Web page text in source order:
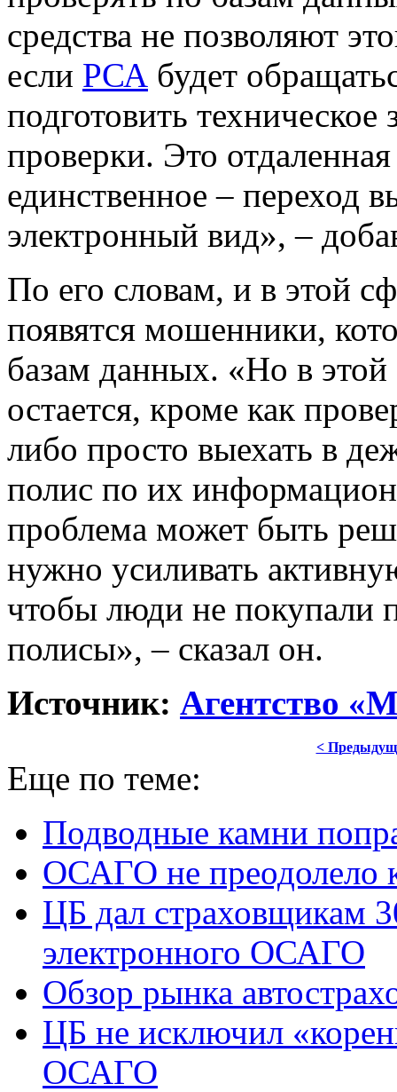
средства не позволяют
если РСА будет
подготовить
проверки. Это
единственное – переход
электронный вид», –
По его словам, и в этой
появятся мошенники,
базам данных. «Но в этой
остается, кроме как
либо просто выехать в
полис по их
проблема может быть
нужно усиливать
чтобы люди не покупали
полисы», – сказал он.
Источник: Агентство
<
Еще по теме:
Подводные камни
ОСАГО не преодолело
ЦБ дал страховщикам
электронного ОСАГО
Обзор рынка
ЦБ не исключил
ОСАГО